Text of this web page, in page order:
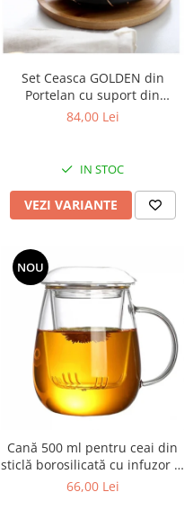
Set Ceasca GOLDEN din
Portelan cu suport din
Bambus, pentru cafea si ceai,
84,00 Lei
IN STOC
VEZI VARIANTE
NOU
Cană 500 ml pentru ceai din
sticlă borosilicată cu infuzor și
capac
66,00 Lei